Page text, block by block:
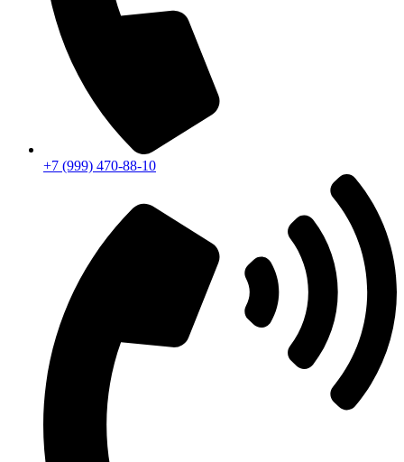
+7 (999) 470-88-10